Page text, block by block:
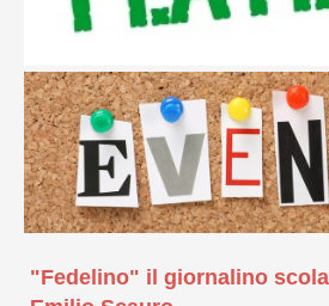
"Fedelino" il giornalino